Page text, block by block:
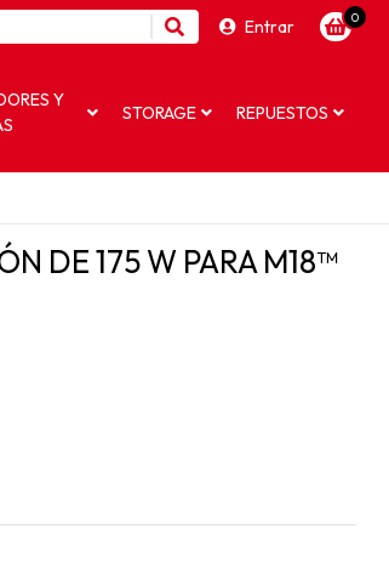
Entrar 0
Y
STORAGE REPUESTOS
DE 175 W PARA M18™